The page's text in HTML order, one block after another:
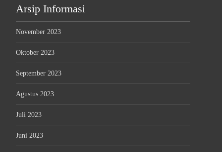
Arsip Informasi
November 2023
Oktober 2023
September 2023
Agustus 2023
Juli 2023
Juni 2023